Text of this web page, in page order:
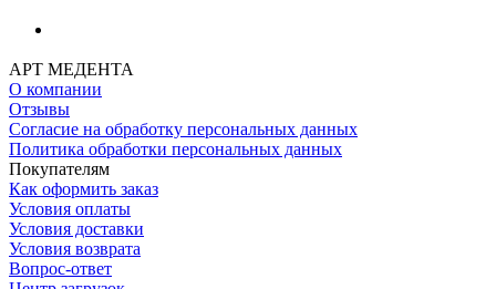
АРТ МЕДЕНТА
О компании
Отзывы
Согласие на обработку персональных данных
Политика обработки персональных данных
Покупателям
Как оформить заказ
Условия оплаты
Условия доставки
Условия возврата
Вопрос-ответ